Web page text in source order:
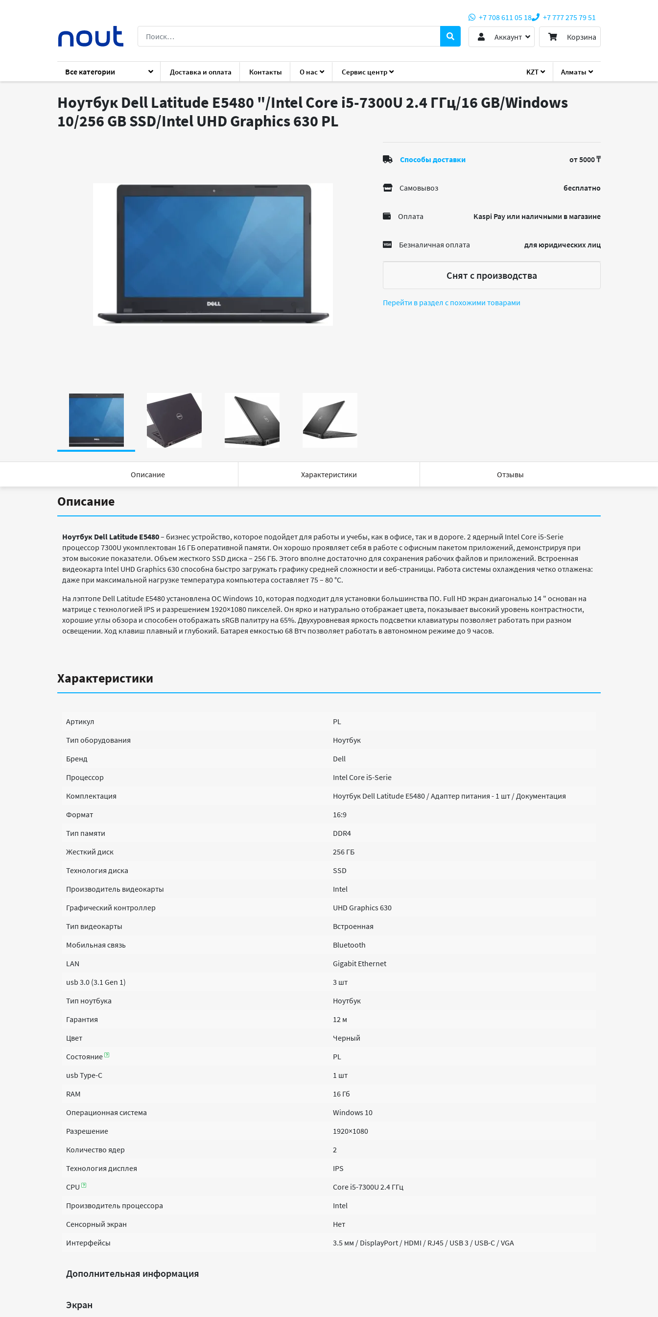
KZT Алматы
+7 708 611 05 18
+7 777 275 79 51
Аккаунт
Корзина
Все категории Доставка и оплата Контакты О нас Сервис центр
Каталог Ноутбуки Dell Latitude E5480
Ноутбук Dell Latitude E5480 "/Intel Core i5-7300U 2.4 ГГц/16 GB/Windows
10/256 GB SSD/Intel UHD Graphics 630 PL
Способы доставки от 5000 ₸
Самовывоз бесплатно
Оплата Kaspi Pay или наличными в магазине
Безналичная оплата для юридических лиц
Снят с производства
Перейти в раздел с похожими товарами
Описание Характеристики Отзывы
Описание
Ноутбук Dell Latitude E5480– бизнес устройство, которое подойдет для работы и учебы, как в офисе, так и в дороге. 2 ядерный Intel Core i5-Serie
процессор 7300U укомплектован 16 ГБ оперативной памяти. Он хорошо проявляет себя в работе с офисным пакетом приложений, демонстрируя при
этом высокие показатели. Объем жесткого SSD диска – 256 ГБ. Этого вполне достаточно для сохранения рабочих файлов и приложений. Встроенная
видеокарта Intel UHD Graphics 630 способна быстро загружать графику средней сложности и веб-страницы. Работа системы охлаждения четко отлажена:
даже при максимальной нагрузке температура компьютера составляет 75 – 80 °C.
На лэптопе Dell Latitude E5480установлена ОСWindows 10, которая подходит для установки большинства ПО. Full HD экран диагональю 14 " основан на
матрице с технологией IPS и разрешением 1920×1080 пикселей. Он ярко и натурально отображает цвета, показывает высокий уровень контрастности,
хорошие углы обзора и способен отображать sRGB палитру на 65%. Двухуровневая яркость подсветки клавиатуры позволяет работать при разном
освещении. Ход клавиш плавный и глубокий. Батарея емкостью 68 Втч позволяет работать в автономном режиме до 9 часов.
Характеристики
Артикул
PL
Тип оборудования
Ноутбук
Бренд
Dell
Процессор
Intel Core i5-Serie
Комплектация
Ноутбук Dell Latitude E5480 / Адаптер питания - 1 шт / Документация
Формат
16:9
Тип памяти
DDR4
Жесткий диск
256 ГБ
Технология диска
SSD
Производитель видеокарты
Intel
Графический контроллер
UHD Graphics 630
Тип видеокарты
Встроенная
Мобильная связь
Bluetooth
LAN
Gigabit Ethernet
usb 3.0 (3.1 Gen 1)
3 шт
Тип ноутбука
Ноутбук
Гарантия
12 м
Цвет
Черный
Состояние
PL
usb Type-C
1 шт
RAM
16 Гб
Операционная система
Windows 10
Разрешение
1920×1080
Количество ядер
2
Технология дисплея
IPS
CPU
Core i5-7300U 2.4 ГГц
Производитель процессора
Intel
Сенсорный экран
Нет
Интерфейсы
3.5 мм / DisplayPort / HDMI / RJ45 / USB 3 / USB-C / VGA
Дополнительная информация
Экран